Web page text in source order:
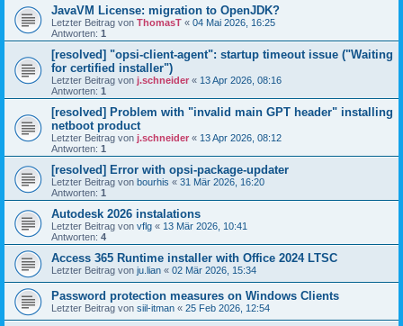
JavaVM License: migration to OpenJDK?
Letzter Beitrag von ThomasT « 04 Mai 2026, 16:25
Antworten: 1
[resolved] "opsi-client-agent": startup timeout issue ("Waiting
for certified installer")
Letzter Beitrag von j.schneider « 13 Apr 2026, 08:16
Antworten: 1
[resolved] Problem with "invalid main GPT header" installing
netboot product
Letzter Beitrag von j.schneider « 13 Apr 2026, 08:12
Antworten: 1
[resolved] Error with opsi-package-updater
Letzter Beitrag von bourhis « 31 Mär 2026, 16:20
Antworten: 1
Autodesk 2026 instalations
Letzter Beitrag von vflg « 13 Mär 2026, 10:41
Antworten: 4
Access 365 Runtime installer with Office 2024 LTSC
Letzter Beitrag von ju.lian « 02 Mär 2026, 15:34
Password protection measures on Windows Clients
Letzter Beitrag von siil-itman « 25 Feb 2026, 12:54